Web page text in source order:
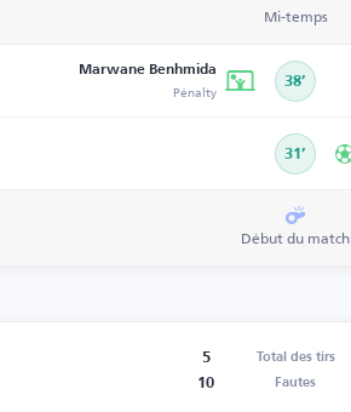
Mi-temps
Marwane Benhmida
Pénalty 38’
31’
Début du match
5 Total des tirs
10
Fautes